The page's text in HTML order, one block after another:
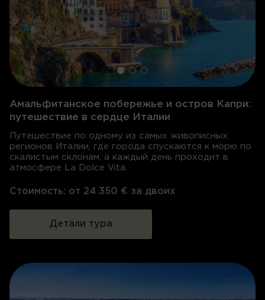
Амальфитанское побережье и остров Капри:
путешествие в сердце Италии
Путешествие по одному из самых живописных
регионов Италии, где города спускаются к морю по
скалистым склонам, а каждый день проходит в
атмосфере La Dolce Vita.
Стоимость: от 24 350 € за двоих
Детали тура